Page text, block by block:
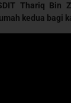
Thariq Bin
kedua bagi